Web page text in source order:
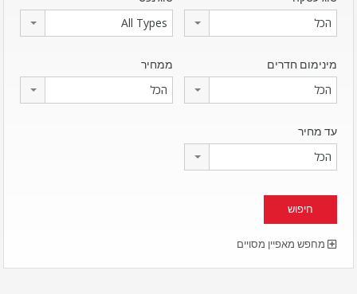
הכל All Types
מינימום חדרים
הכל
ממחיר
הכל
עד מחיר
הכל
מחפש מאפיין מסויים